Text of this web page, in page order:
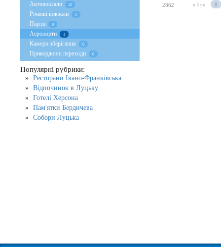
2862 я був 0
Автовокзали 12
Річкові вокзали 1
Порти 0
Аеропорти 1
Камери зберігання 0
Прикордонні переходи 0
Популярні рубрики:
Ресторани Івано-Франківська
Відпочинок в Луцьку
Готелі Херсона
Пам'ятки Бердичева
Собори Луцька